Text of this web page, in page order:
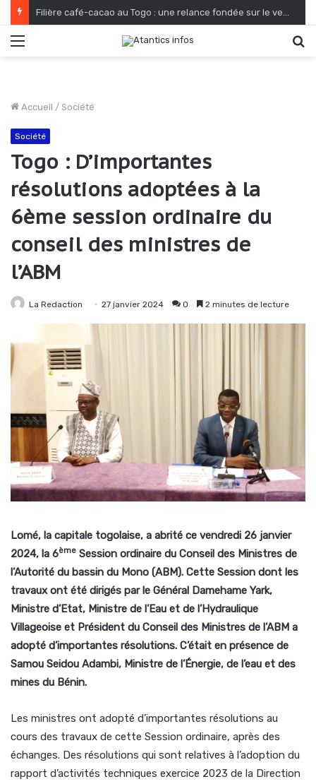
Filière café-cacao au Togo : une relance fondée sur le verdissement et la qualité
Accueil / Société
Société
Togo : D’importantes
résolutions adoptées à la
6ème session ordinaire du
conseil des ministres de
l’ABM
La Redaction 27 janvier 2024 0 2 minutes de lecture
Lomé, la capitale togolaise, a abrité ce vendredi 26 janvier
2024, la 6ème Session ordinaire du Conseil des Ministres de
l’Autorité du bassin du Mono (ABM). Cette Session dont les
travaux ont été dirigés par le Général Damehame Yark,
Ministre d’Etat, Ministre de l’Eau et de l’Hydraulique
Villageoise et Président du Conseil des Ministres de l’ABM a
adopté d’importantes résolutions. C’était en présence de
Samou Seidou Adambi, Ministre de l’Énergie, de l’eau et des
mines du Bénin.
Les ministres ont adopté d’importantes résolutions au
cours des travaux de cette Session ordinaire, après des
échanges. Des résolutions qui sont relatives à l’adoption du
rapport d’activités techniques exercice 2023 de la Direction